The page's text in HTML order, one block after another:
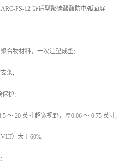
FS-12 舒适型聚碳酸酯防电弧面屏
合物材料，一次注塑成型;
架;
保护;
～ 20 英寸超宽视野，厚0.06 ～ 0.75 英寸;
）大于60%;